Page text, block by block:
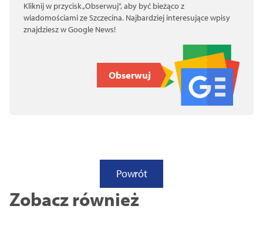
Kliknij w przycisk „Obserwuj”, aby być bieżąco z
wiadomościami ze Szczecina. Najbardziej interesujące wpisy
znajdziesz w Google News!
Obserwuj
Powrót
Zobacz również